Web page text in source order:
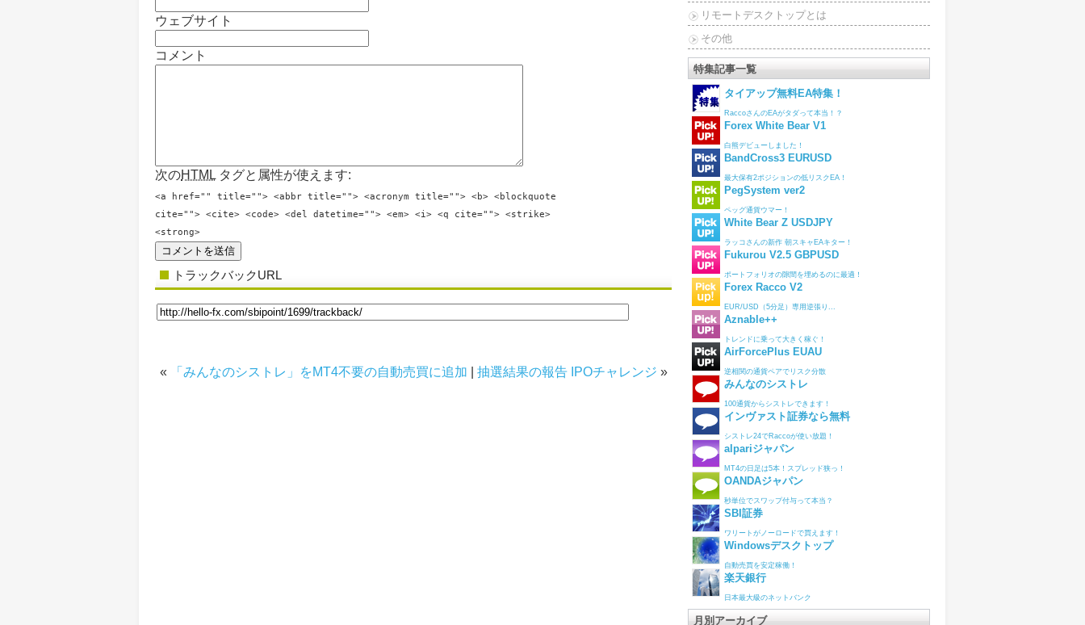
ウェブサイト
コメント
次のHTML タグと属性が使えます:
<a href="" title=""> <abbr title=""> <acronym title=""> <b> <blockquote
cite=""> <cite> <code> <del datetime=""> <em> <i> <q cite=""> <strike>
<strong>
トラックバックURL
« 「みんなのシストレ」をMT4不要の自動売買に追加 抽選結果の報告 IPOチャレンジ »
リモートデスクトップとは
その他
特集記事一覧
タイアップ無料EA特集！
RaccoさんのEAがタダって本当！？
Forex White Bear V1
白熊デビューしました！
BandCross3 EURUSD
最大保有2ポジションの低リスクEA！
PegSystem ver2
ペッグ通貨ウマー！
White Bear Z USDJPY
ラッコさんの新作 朝スキャEAキター！
Fukurou V2.5 GBPUSD
ポートフォリオの隙間を埋めるのに最適！
Forex Racco V2
EUR/USD（5分足）専用逆張り...
Aznable++
トレンドに乗って大きく稼ぐ！
AirForcePlus EUAU
逆相関の通貨ペアでリスク分散
みんなのシストレ
100通貨からシストレできます！
インヴァスト証券なら無料
シストレ24でRaccoが使い放題！
alpariジャパン
MT4の日足は5本！スプレッド狭っ！
OANDAジャパン
秒単位でスワップ付与って本当？
SBI証券
ワリートがノーロードで買えます！
Windowsデスクトップ
自動売買を安定稼働！
楽天銀行
日本最大級のネットバンク
月別アーカイブ